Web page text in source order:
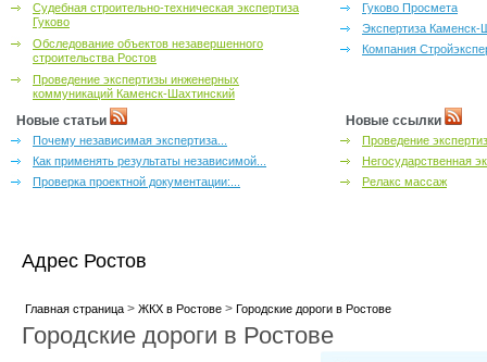
Судебная строительно-техническая экспертиза
Гуково
Обследование объектов незавершенного
строительства Ростов
Проведение экспертизы инженерных
коммуникаций Каменск-Шахтинский
Гуково Просмета
Экспертиза Каменск-
Компания
Новые статьи
Почему независимая экспертиза...
Как применять результаты независимой...
Проверка проектной документации:...
Новые ссылки
Проведение
Негосударственная
Релакс массаж
Адрес Ростов
Главная страница> ЖКХ в Ростове> Городские дороги в Ростове
Городские дороги в Ростове